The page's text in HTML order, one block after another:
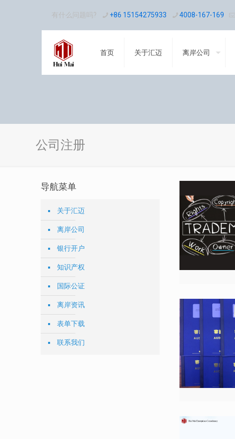
有什么问题吗? +86 15154275933 4008-167-169
首页 关于汇迈 离岸公司
公司注册
导航菜单
关于汇迈
离岸公司
银行开户
知识产权
国际公证
离岸资讯
表单下载
联系我们